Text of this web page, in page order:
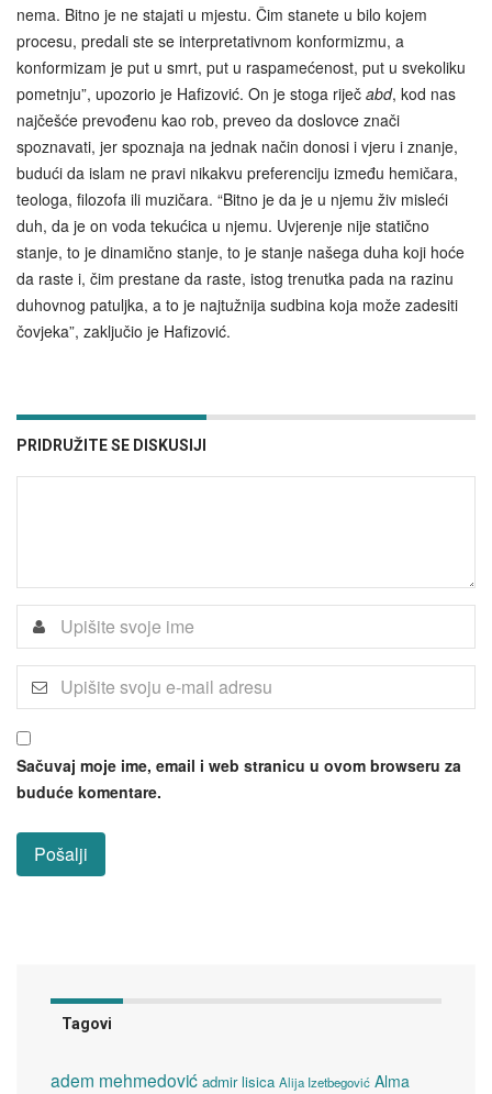
nema. Bitno je ne stajati u mjestu. Čim stanete u bilo kojem
procesu, predali ste se interpretativnom konformizmu, a
konformizam je put u smrt, put u raspamećenost, put u svekoliku
pometnju”, upozorio je Hafizović. On je stoga riječ abd, kod nas
najčešće prevođenu kao rob, preveo da doslovce znači
spoznavati, jer spoznaja na jednak način donosi i vjeru i znanje,
budući da islam ne pravi nikakvu preferenciju između hemičara,
teologa, filozofa ili muzičara. “Bitno je da je u njemu živ misleći
duh, da je on voda tekućica u njemu. Uvjerenje nije statično
stanje, to je dinamično stanje, to je stanje našega duha koji hoće
da raste i, čim prestane da raste, istog trenutka pada na razinu
duhovnog patuljka, a to je najtužnija sudbina koja može zadesiti
čovjeka”, zaključio je Hafizović.
PRIDRUŽITE SE DISKUSIJI
Sačuvaj moje ime, email i web stranicu u ovom browseru za
buduće komentare.
Tagovi
adem mehmedović admir lisica Alija Izetbegović Alma